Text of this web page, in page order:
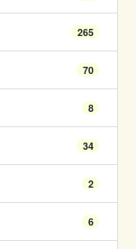
265
70
8
34
2
6